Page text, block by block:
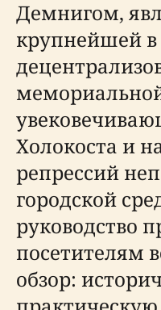
Демнигом,
крупнейшей
Холокоста и
репрессий
городской
руководство
посетителям
обзор: